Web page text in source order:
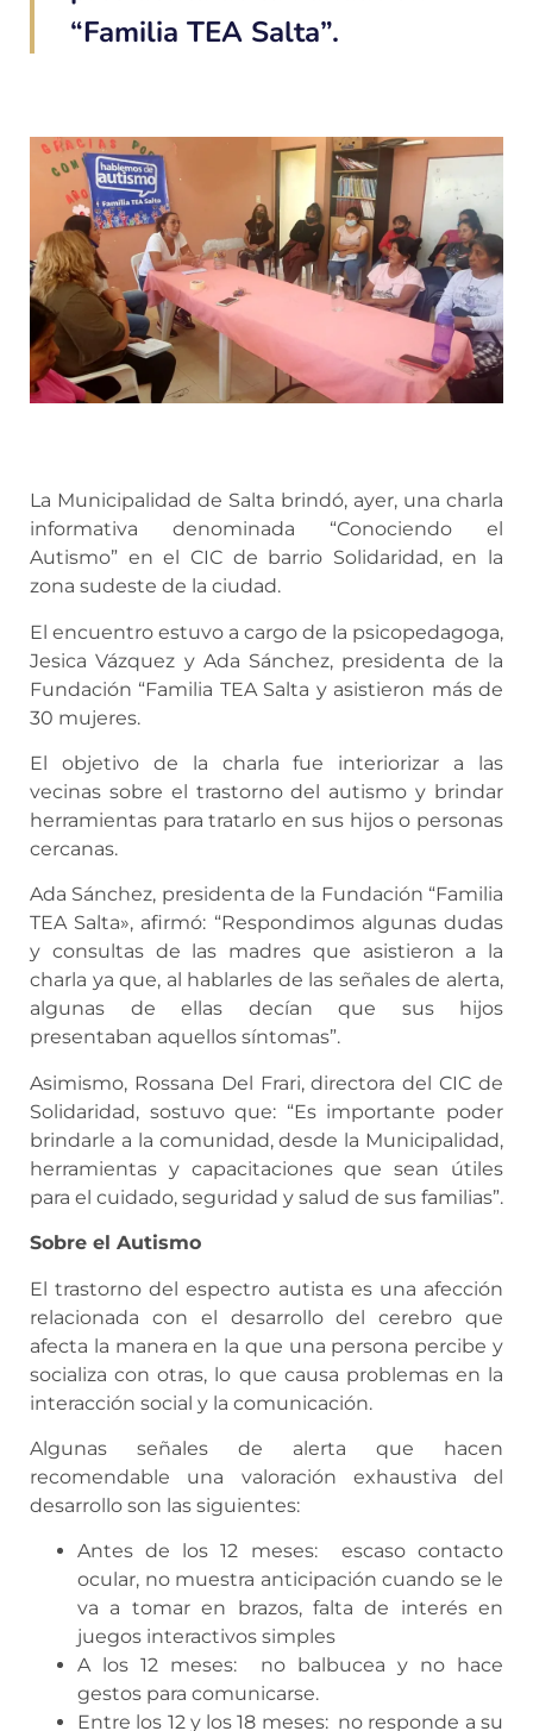
“Familia TEA Salta”.
La Municipalidad de Salta brindó, ayer, una charla
informativa denominada “Conociendo el
Autismo” en el CIC de barrio Solidaridad, en la
zona sudeste de la ciudad.
El encuentro estuvo a cargo de la psicopedagoga,
Jesica Vázquez y Ada Sánchez, presidenta de la
Fundación “Familia TEA Salta y asistieron más de
30 mujeres.
El objetivo de la charla fue interiorizar a las
vecinas sobre el trastorno del autismo y brindar
herramientas para tratarlo en sus hijos o personas
cercanas.
Ada Sánchez, presidenta de la Fundación “Familia
TEA Salta», afirmó: “Respondimos algunas dudas
y consultas de las madres que asistieron a la
charla ya que, al hablarles de las señales de alerta,
algunas de ellas decían que sus hijos
presentaban aquellos síntomas”.
Asimismo, Rossana Del Frari, directora del CIC de
Solidaridad, sostuvo que: “Es importante poder
brindarle a la comunidad, desde la Municipalidad,
herramientas y capacitaciones que sean útiles
para el cuidado, seguridad y salud de sus familias”.
Sobre el Autismo
El trastorno del espectro autista es una afección
relacionada con el desarrollo del cerebro que
afecta la manera en la que una persona percibe y
socializa con otras, lo que causa problemas en la
interacción social y la comunicación.
Algunas señales de alerta que hacen
recomendable una valoración exhaustiva del
desarrollo son las siguientes:
Antes de los 12 meses: escaso contacto
ocular, no muestra anticipación cuando se le
va a tomar en brazos, falta de interés en
juegos interactivos simples
A los 12 meses: no balbucea y no hace
gestos para comunicarse.
Entre los 12 y los 18 meses: no responde a su